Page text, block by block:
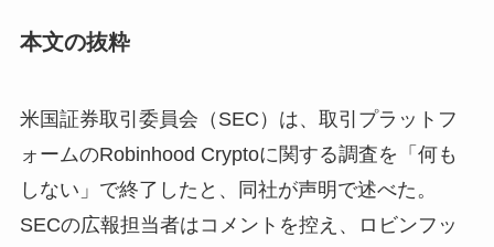
本文の抜粋
米国証券取引委員会（SEC）は、取引プラットフ
ォームのRobinhood Cryptoに関する調査を「何も
しない」で終了したと、同社が声明で述べた。
SECの広報担当者はコメントを控え、ロビンフッ